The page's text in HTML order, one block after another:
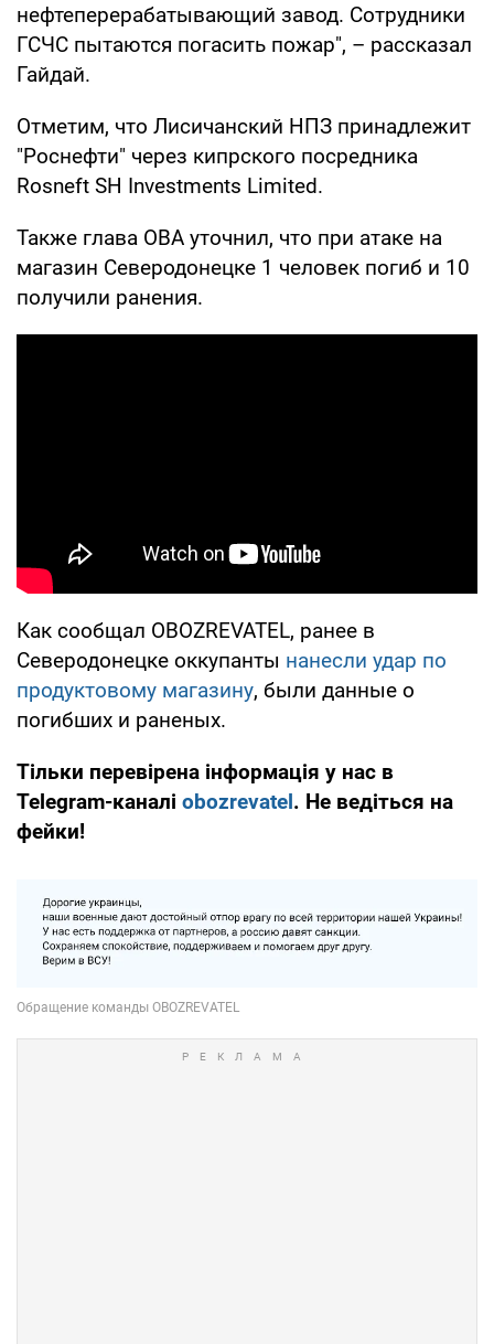
нефтеперерабатывающий завод. Сотрудники
ГСЧС пытаются погасить пожар", – рассказал
Гайдай.
Отметим, что Лисичанский НПЗ принадлежит
"Роснефти" через кипрского посредника
Rosneft SH Investments Limited.
Также глава ОВА уточнил, что при атаке на
магазин Северодонецке 1 человек погиб и 10
получили ранения.
Как сообщал OBOZREVATEL, ранее в
Северодонецке оккупанты нанесли удар по
продуктовому магазину, были данные о
погибших и раненых.
Тільки перевірена інформація у нас в
Telegram-каналі obozrevatel. Не ведіться на
фейки!